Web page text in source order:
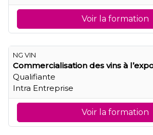
Voir la formation
NG VIN
Commercialisation des vins à
Qualifiante
Intra Entreprise
Voir la formation